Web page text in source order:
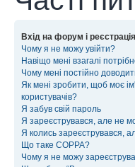
Вхід на форум і реєстрація
Чому я не можу увійти?
Навіщо мені взагалі
Чому мені постійно
Як мені зробити, щоб моє
користувачів?
Я забув свій пароль
Я зареєструвався, але не
Я колись зареєструвався,
Що таке COPPA?
Чому я не можу